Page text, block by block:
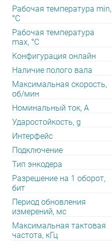
Рабочая температура min,
°С
Рабочая температура
max, °С
Конфигурация онлайн
Наличие полого вала
Максимальная скорость,
об/мин
Номинальный ток, А
Ударостойкость, g
Интерфейс
Подключение
Тип энкодера
Разрешение на 1 оборот,
бит
Период обновления
измерений, мс
Максимальная тактовая
частота, кГц